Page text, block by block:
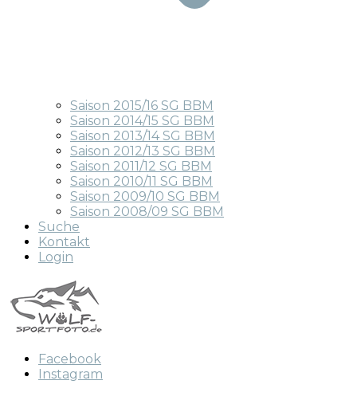
Saison 2015/16 SG BBM
Saison 2014/15 SG BBM
Saison 2013/14 SG BBM
Saison 2012/13 SG BBM
Saison 2011/12 SG BBM
Saison 2010/11 SG BBM
Saison 2009/10 SG BBM
Saison 2008/09 SG BBM
Suche
Kontakt
Login
Facebook
Instagram